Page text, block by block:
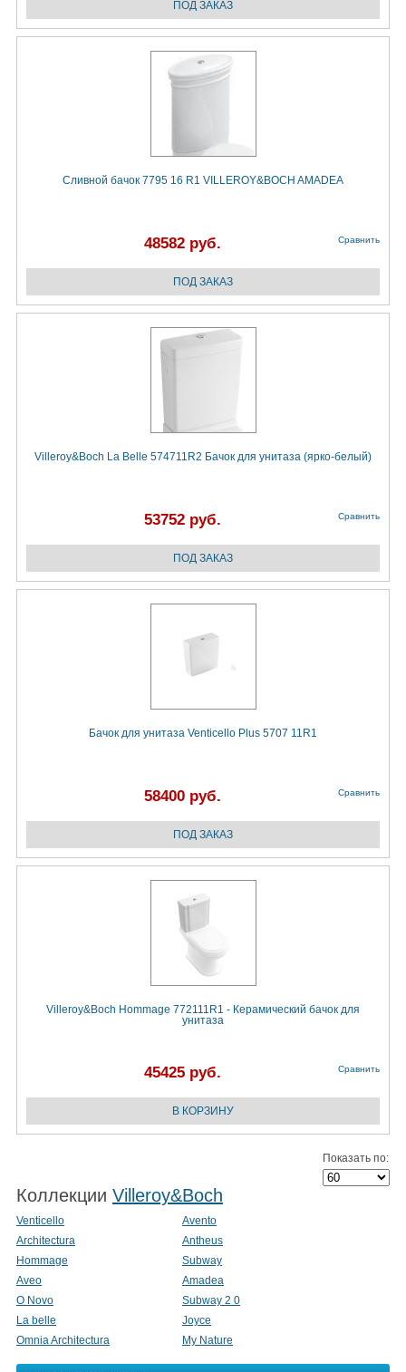
Сливной бачок 7795 16 R1 VILLEROY&BOCH AMADEA
48582 руб. Сравнить
Villeroy&Boch La Belle 574711R2 Бачок для унитаза (ярко-белый)
53752 руб. Сравнить
Бачок для унитаза Venticello Plus 5707 11R1
58400 руб. Сравнить
Villeroy&Boch Hommage 772111R1 - Керамический бачок для
унитаза
45425 руб. Сравнить
Показать по:
Коллекции Villeroy&Boch
Venticello
Avento
Architectura
Antheus
Hommage
Subway
Aveo
Amadea
O Novo
Subway 2 0
La belle
Joyce
Omnia Architectura
My Nature